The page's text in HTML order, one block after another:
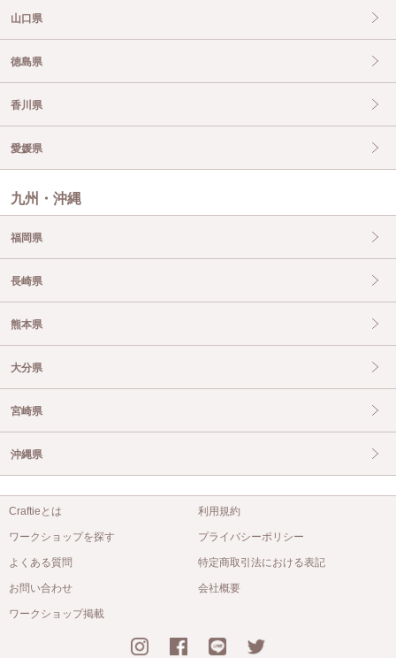
山口県
徳島県
香川県
愛媛県
九州・沖縄
福岡県
長崎県
熊本県
大分県
宮崎県
沖縄県
Craftieとは
ワークショップを探す
よくある質問
お問い合わせ
ワークショップ掲載
利用規約
プライバシーポリシー
特定商取引法における表記
会社概要